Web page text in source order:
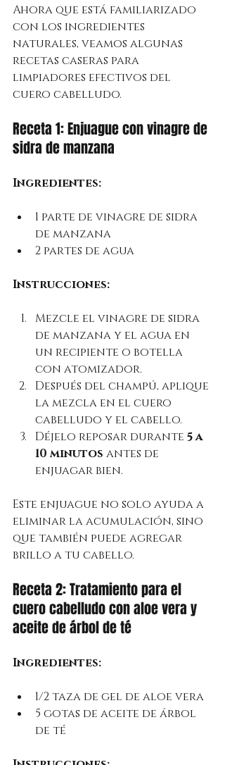
Ahora que está familiarizado
con los ingredientes
naturales, veamos algunas
recetas caseras para
limpiadores efectivos del
cuero cabelludo.
Receta 1: Enjuague con vinagre de
sidra de manzana
Ingredientes:
1 parte de vinagre de sidra
de manzana
2 partes de agua
Instrucciones:
Mezcle el vinagre de sidra
de manzana y el agua en
un recipiente o botella
con atomizador.
Después del champú, aplique
la mezcla en el cuero
cabelludo y el cabello.
Déjelo reposar durante 5 a
10 minutos antes de
enjuagar bien.
Este enjuague no solo ayuda a
eliminar la acumulación, sino
que también puede agregar
brillo a tu cabello.
Receta 2: Tratamiento para el
cuero cabelludo con aloe vera y
aceite de árbol de té
Ingredientes:
1/2 taza de gel de aloe vera
5 gotas de aceite de árbol
de té